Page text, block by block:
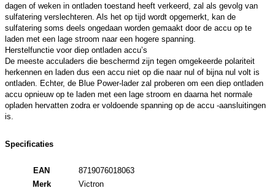
dagen of weken in ontladen toestand heeft verkeerd, zal als gevolg van
sulfatering verslechteren. Als het op tijd wordt opgemerkt, kan de
sulfatering soms deels ongedaan worden gemaakt door de accu op te
laden met een lage stroom naar een hogere spanning.
Herstelfunctie voor diep ontladen accu’s
De meeste acculaders die beschermd zijn tegen omgekeerde polariteit
herkennen en laden dus een accu niet op die naar nul of bijna nul volt is
ontladen. Echter, de Blue Power-lader zal proberen om een diep ontladen
accu opnieuw op te laden met een lage stroom en daarna het normale
opladen hervatten zodra er voldoende spanning op de accu -aansluitingen
is.
Specificaties
EAN
8719076018063
Merk
Victron